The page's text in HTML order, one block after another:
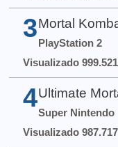
3 Mortal
PlayStation 2
Visualizado
4 Ultimate
Super Nintendo
Visualizado